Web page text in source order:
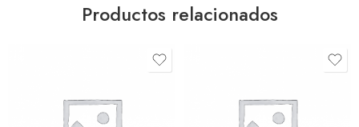
Productos relacionados